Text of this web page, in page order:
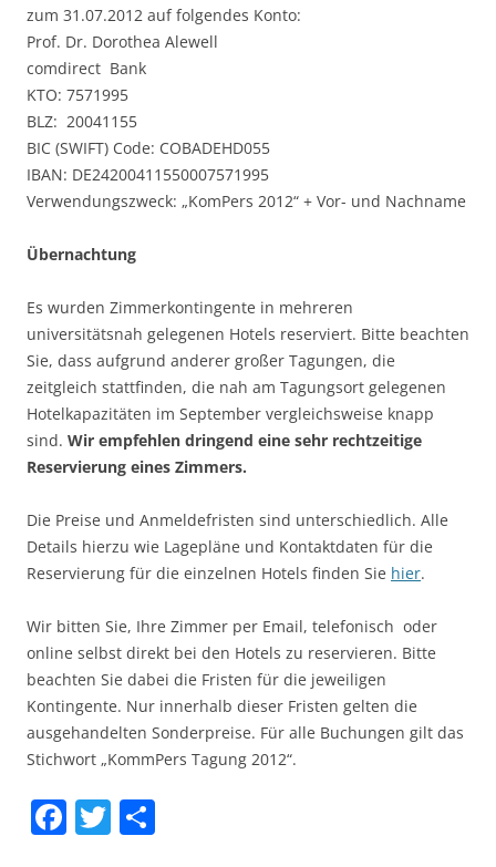
zum 31.07.2012 auf folgendes Konto:
Prof. Dr. Dorothea Alewell
comdirect Bank
KTO: 7571995
BLZ: 20041155
BIC (SWIFT) Code: COBADEHD055
IBAN: DE24200411550007571995
Verwendungszweck: „KomPers 2012“ + Vor- und Nachname
Übernachtung
Es wurden Zimmerkontingente in mehreren
universitätsnah gelegenen Hotels reserviert. Bitte beachten
Sie, dass aufgrund anderer großer Tagungen, die
zeitgleich stattfinden, die nah am Tagungsort gelegenen
Hotelkapazitäten im September vergleichsweise knapp
sind. Wir empfehlen dringend eine sehr rechtzeitige
Reservierung eines Zimmers.
Die Preise und Anmeldefristen sind unterschiedlich. Alle
Details hierzu wie Lagepläne und Kontaktdaten für die
Reservierung für die einzelnen Hotels finden Sie hier.
Wir bitten Sie, Ihre Zimmer per Email, telefonisch oder
online selbst direkt bei den Hotels zu reservieren. Bitte
beachten Sie dabei die Fristen für die jeweiligen
Kontingente. Nur innerhalb dieser Fristen gelten die
ausgehandelten Sonderpreise. Für alle Buchungen gilt das
Stichwort „KommPers Tagung 2012“.
F T